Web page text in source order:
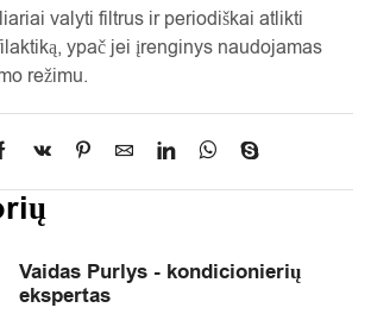
valyti filtrus ir periodiškai atlikti
ypač jei įrenginys naudojamas
režimu.
Vaidas Purlys - kondicionierių
ekspertas